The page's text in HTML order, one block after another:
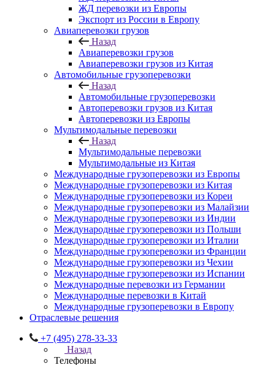
ЖД перевозки из Европы
Экспорт из России в Европу
Авиаперевозки грузов
Назад
Авиаперевозки грузов
Авиаперевозки грузов из Китая
Автомобильные грузоперевозки
Назад
Автомобильные грузоперевозки
Автоперевозки грузов из Китая
Автоперевозки из Европы
Мультимодальные перевозки
Назад
Мультимодальные перевозки
Мультимодальные из Китая
Международные грузоперевозки из Европы
Международные грузоперевозки из Китая
Международные грузоперевозки из Кореи
Международные грузоперевозки из Малайзии
Международные грузоперевозки из Индии
Международные грузоперевозки из Польши
Международные грузоперевозки из Италии
Международные грузоперевозки из Франции
Международные грузоперевозки из Чехии
Международные грузоперевозки из Испании
Международные перевозки из Германии
Международные перевозки в Китай
Международные грузоперевозки в Европу
Отраслевые решения
+7 (495) 278-33-33
Назад
Телефоны